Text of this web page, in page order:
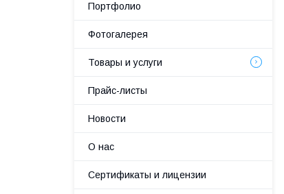
Портфолио
Фотогалерея
Товары и услуги
Прайс-листы
Новости
О нас
Сертификаты и лицензии